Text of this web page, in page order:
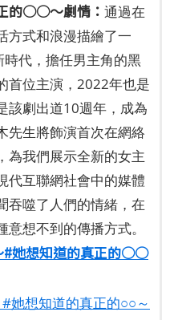
的○○～劇情： 通過在
方式和浪漫描繪了一
時代，擔任男主角的黑
首位主演，2022年也是
該劇出道10週年，成為
先生將飾演首次在網絡
為我們展示全新的女主
代互聯網社會中的媒體
吞噬了人們的情緒，在
想不到的傳播方式。
#她想知道的真正的○○
她想知道的真正的○○～